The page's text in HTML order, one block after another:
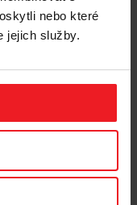
nebo které
jejich služby.